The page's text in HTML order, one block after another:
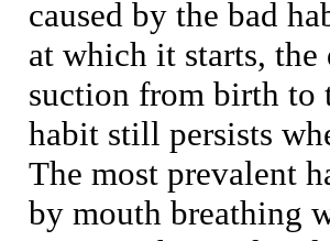
caused by the bad
at which it starts,
suction from birth to
habit still persists
The most prevalent
by mouth breathing